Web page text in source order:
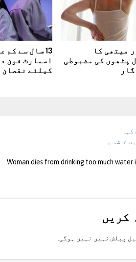
میتھی کا
پٹھوں کی مضبوطی
13 سال سے کم
اسمارٹ فون
کیلئے نقصان
کہا:
Woman dies from drinking too much water
کريں
پبلش نہيں نہيں ہوگی.